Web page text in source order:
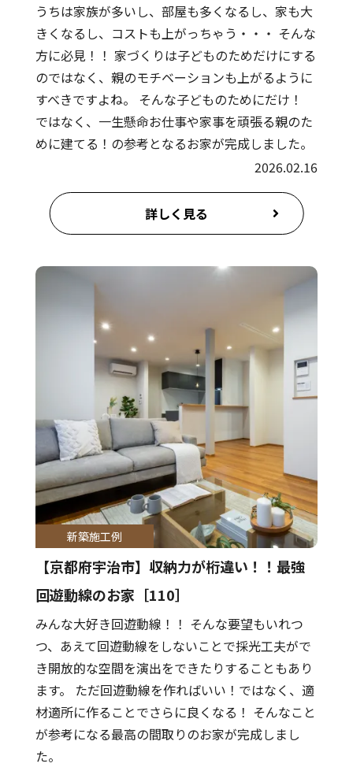
うちは家族が多いし、部屋も多くなるし、家も大
きくなるし、コストも上がっちゃう・・・ そんな
方に必見！！ 家づくりは子どものためだけにする
のではなく、親のモチベーションも上がるように
すべきですよね。 そんな子どものためにだけ！
ではなく、一生懸命お仕事や家事を頑張る親のた
めに建てる！の参考となるお家が完成しました。
2026.02.16
詳しく見る
新築施工例
【京都府宇治市】収納力が桁違い！！最強
回遊動線のお家［110］
みんな大好き回遊動線！！ そんな要望もいれつ
つ、あえて回遊動線をしないことで採光工夫がで
き開放的な空間を演出をできたりすることもあり
ます。 ただ回遊動線を作ればいい！ではなく、適
材適所に作ることでさらに良くなる！ そんなこと
が参考になる最高の間取りのお家が完成しまし
た。